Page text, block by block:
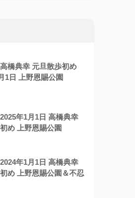
高橋典幸 元旦散歩初め
1日 上野恩賜公園
2025年1月1日 高橋典幸
め 上野恩賜公園
2024年1月1日 高橋典幸
め 上野恩賜公園＆不忍